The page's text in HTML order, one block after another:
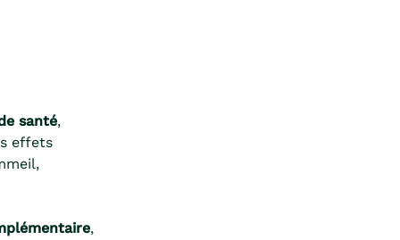
santé,
effets
,